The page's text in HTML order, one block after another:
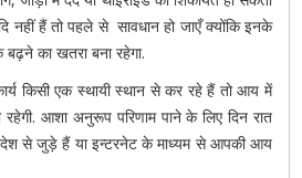
हैं तो पहले से सावधान हो जाएँ क्योंकि इनके
बढ़ने का खतरा बना रहेगा.
किसी एक स्थायी स्थान से कर रहे हैं तो आय में
आशा अनुरूप परिणाम पाने के लिए दिन रात
से जुड़े हैं या इन्टरनेट के माध्यम से आपकी आय